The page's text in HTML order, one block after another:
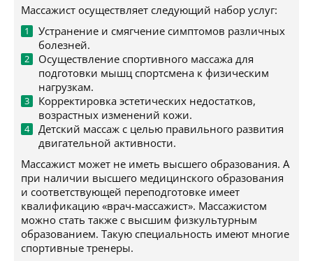
Массажист осуществляет следующий набор услуг:
Устранение и смягчение симптомов различных
болезней.
Осуществление спортивного массажа для
подготовки мышц спортсмена к физическим
нагрузкам.
Корректировка эстетических недостатков,
возрастных изменений кожи.
Детский массаж с целью правильного развития
двигательной активности.
Массажист может не иметь высшего образования. А
при наличии высшего медицинского образования
и соответствующей переподготовке имеет
квалификацию «врач-массажист». Массажистом
можно стать также с высшим физкультурным
образованием. Такую специальность имеют многие
спортивные тренеры.